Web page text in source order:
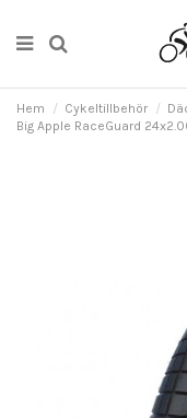
Hem Cykeltillbehör
Big Apple RaceGuard